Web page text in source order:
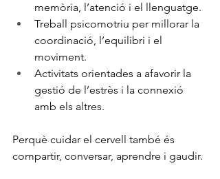
memòria, l’atenció i el llenguatge.
Treball psicomotriu per millorar la
coordinació, l’equilibri i el
moviment.
Activitats orientades a afavorir la
gestió de l’estrès i la connexió
amb els altres.
Perquè cuidar el cervell també és
compartir, conversar, aprendre i gaudir.